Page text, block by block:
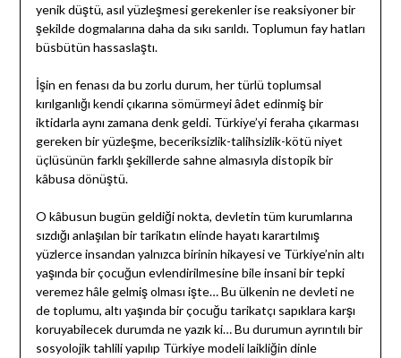
yenik düştü, asıl yüzleşmesi gerekenler ise reaksiyoner bir
şekilde dogmalarına daha da sıkı sarıldı. Toplumun fay hatları
büsbütün hassaslaştı.
İşin en fenası da bu zorlu durum, her türlü toplumsal
kırılganlığı kendi çıkarına sömürmeyi âdet edinmiş bir
iktidarla aynı zamana denk geldi. Türkiye’yi feraha çıkarması
gereken bir yüzleşme, beceriksizlik-talihsizlik-kötü niyet
üçlüsünün farklı şekillerde sahne almasıyla distopik bir
kâbusa dönüştü.
O kâbusun bugün geldiği nokta, devletin tüm kurumlarına
sızdığı anlaşılan bir tarikatın elinde hayatı karartılmış
yüzlerce insandan yalnızca birinin hikayesi ve Türkiye’nin altı
yaşında bir çocuğun evlendirilmesine bile insani bir tepki
veremez hâle gelmiş olması işte… Bu ülkenin ne devleti ne
de toplumu, altı yaşında bir çocuğu tarikatçı sapıklara karşı
koruyabilecek durumda ne yazık ki… Bu durumun ayrıntılı bir
sosyolojik tahlili yapılıp Türkiye modeli laikliğin dinle